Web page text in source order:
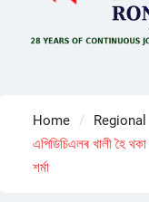
Home
Regional
এপিডিচিএলৰ খালী হৈ
শৰ্মা